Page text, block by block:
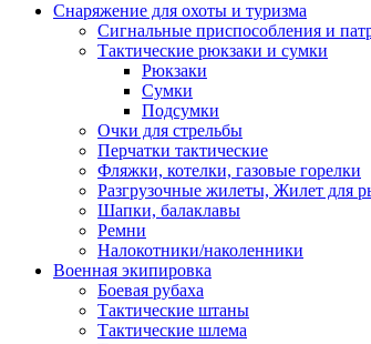
Снаряжение для охоты и туризма
Сигнальные приспособления и
Тактические рюкзаки и сумки
Рюкзаки
Сумки
Подсумки
Очки для стрельбы
Перчатки тактические
Фляжки, котелки, газовые горелки
Разгрузочные жилеты, Жилет для
Шапки, балаклавы
Ремни
Налокотники/наколенники
Военная экипировка
Боевая рубаха
Тактические штаны
Тактические шлема